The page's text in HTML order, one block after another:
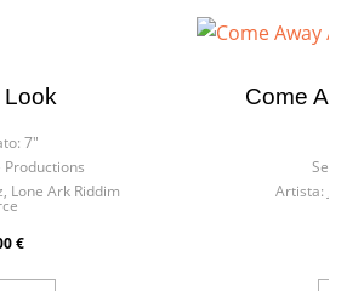
Look
7"
Productions
Lone Ark Riddim
€
Come
Sello:
Artista: